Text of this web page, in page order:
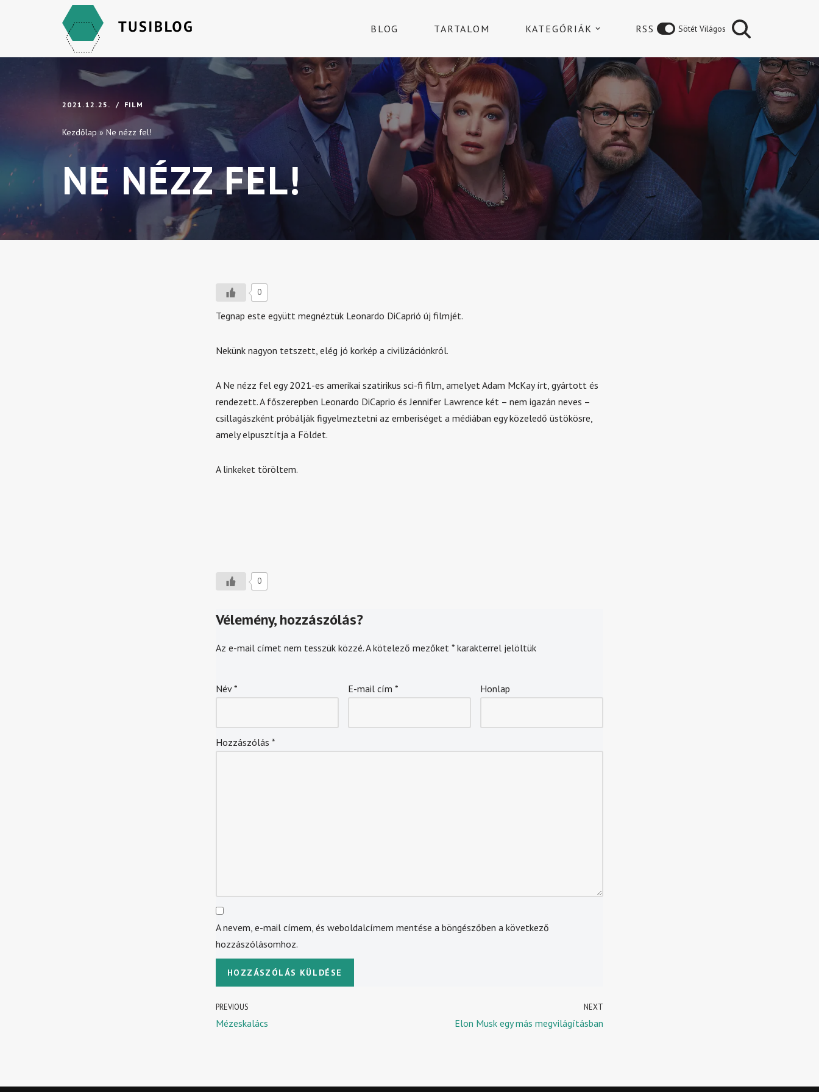
BLOG TARTALOM KATEGÓRIÁK RSS Sötét Világos
2021.12.25. FILM
Kezdőlap» Ne nézz fel!
NE NÉZZ FEL!
0
Tegnap este együtt megnéztük Leonardo DiCaprió új filmjét.
Nekünk nagyon tetszett, elég jó korkép a civilizációnkról.
A Ne nézz fel egy 2021-es amerikai szatirikus sci-fi film, amelyet Adam McKay írt, gyártott és
rendezett. A főszerepben Leonardo DiCaprio és Jennifer Lawrence két – nem igazán neves –
csillagászként próbálják figyelmeztetni az emberiséget a médiában egy közeledő üstökösre,
amely elpusztítja a Földet.
A linkeket töröltem.
0
Vélemény, hozzászólás?
Az e-mail címet nem tesszük közzé.A kötelező mezőket *karakterrel jelöltük
Név* E-mail cím * Honlap
Hozzászólás *
A nevem, e-mail címem, és weboldalcímem mentése a böngészőben a következő
hozzászólásomhoz.
PREVIOUS
Mézeskalács
NEXT
Elon Musk egy más megvilágításban